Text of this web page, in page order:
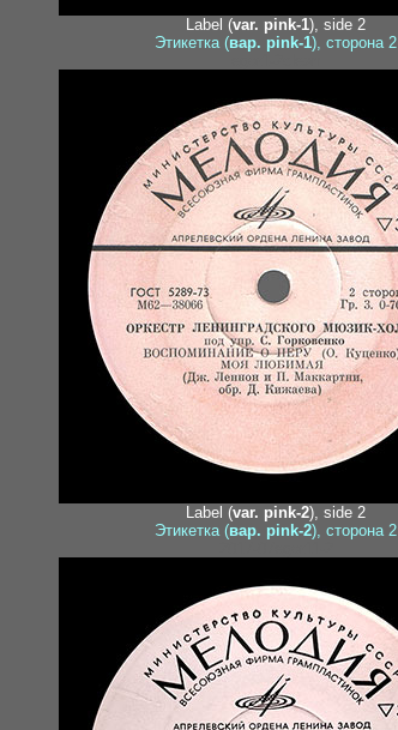
Label (var. pink-1), side 2
Этикетка (вар. pink-1), сторона 2
Label (var. pink-2), side 2
Этикетка (вар. pink-2), сторона 2